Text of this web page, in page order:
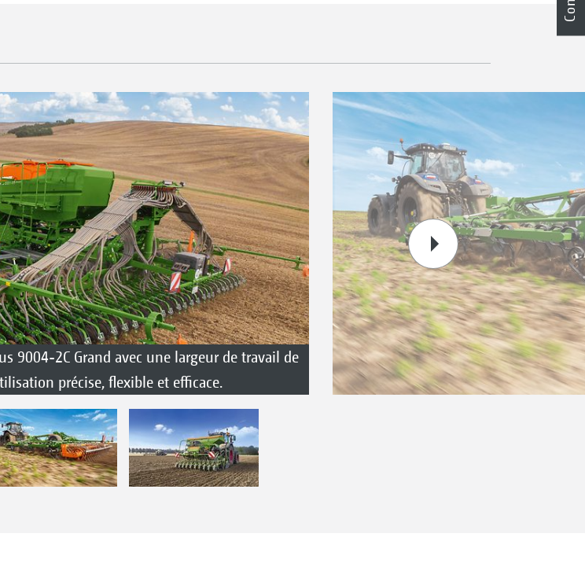
9004-2C Grand avec une largeur de travail de
précise, flexible et efficace.